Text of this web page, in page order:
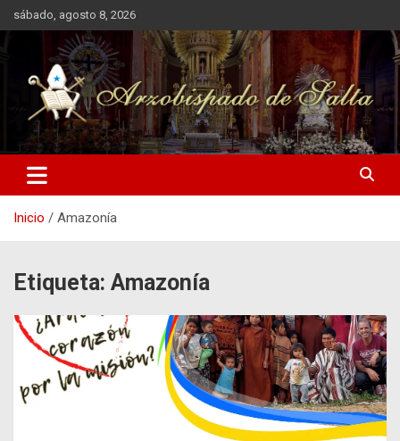
Saltar
al
contenido
sábado, agosto 8, 2026
Arzobispado de Salta
Arzobispado de Salta
Inicio Amazonía
Etiqueta: Amazonía